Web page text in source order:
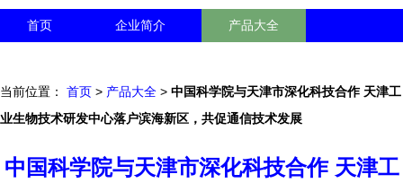
首页 企业简介 产品大全
当前位置： 首页 > 产品大全 > 中国科学院与天津市深化科技合作 天津工
业生物技术研发中心落户滨海新区，共促通信技术发展
中国科学院与天津市深化科技合作 天津工